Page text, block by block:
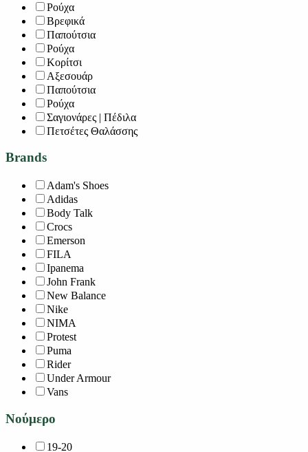
Ρούχα
Βρεφικά
Παπούτσια
Ρούχα
Κορίτσι
Αξεσουάρ
Παπούτσια
Ρούχα
Σαγιονάρες | Πέδιλα
Πετσέτες Θαλάσσης
Brands
Adam's Shoes
Adidas
Body Talk
Crocs
Emerson
FILA
Ipanema
John Frank
New Balance
Nike
NIMA
Protest
Puma
Rider
Under Armour
Vans
Νούμερο
19-20